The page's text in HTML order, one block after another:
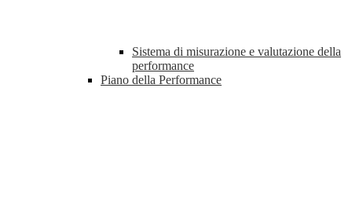
Sistema di misurazione e valutazione della
performance
Piano della Performance